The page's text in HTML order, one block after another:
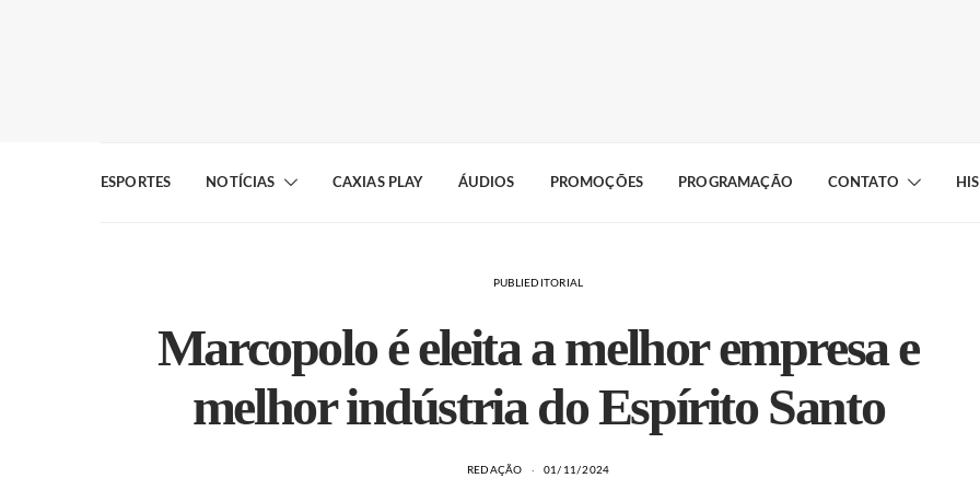
ESPORTES NOTÍCIAS CAXIAS PLAY ÁUDIOS PROMOÇÕES PROGRAMAÇÃO CONTATO
PUBLIEDITORIAL
Marcopolo é eleita a melhor empresa e
melhor indústria do Espírito Santo
REDAÇÃO 01/11/2024